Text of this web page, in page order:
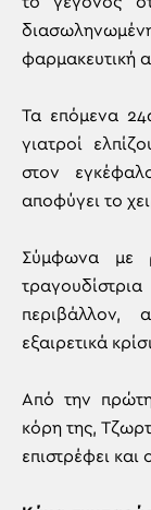
φαρμακευτική
Τα επόμενα
γιατροί
στον
αποφύγει το
Σύμφωνα με
περιβάλλον,
εξαιρετικά
Από την
κόρη της,
επιστρέφει και